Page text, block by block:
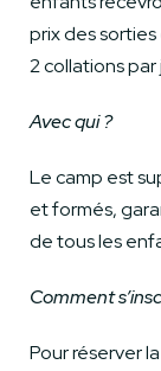
prix des
2 collations par
Avec qui ?
Le camp est
et formés,
de tous les
Comment
Pour réserver